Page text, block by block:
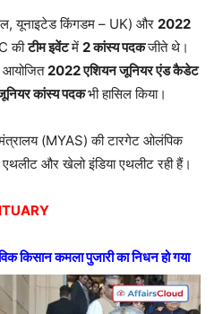
यूनाइटेड किंगडम – UK) और 2022
कीटीम इवेंटमें 2कांस्य पदकजीते थे।
आयोजित 2022एशियन जूनियर एंड कैडेट
कांस्य पदकभी हासिल किया।
(MYAS) की टारगेट ओलंपिक
और खेलो इंडिया एथलीट रही हैं।
किसान कमला पुजारी का निधन हो गया